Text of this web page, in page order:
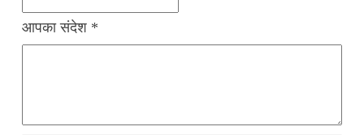
आपका संदेश *